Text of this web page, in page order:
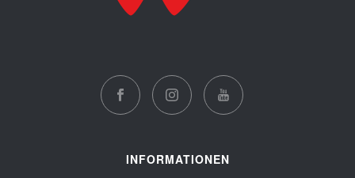
INFORMATIONEN